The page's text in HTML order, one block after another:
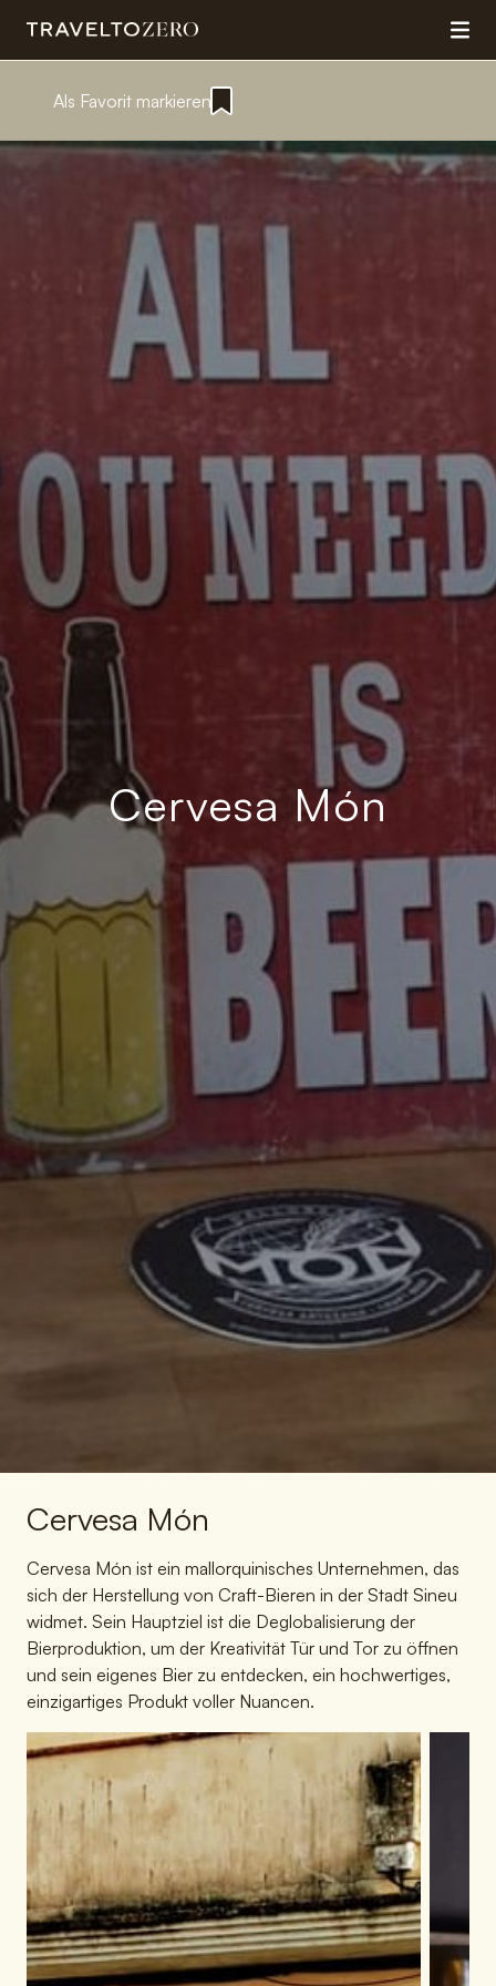
Als Favorit markieren
Cervesa Món
Cervesa Món
Cervesa Món ist ein mallorquinisches Unternehmen, das
sich der Herstellung von Craft-Bieren in der Stadt Sineu
widmet. Sein Hauptziel ist die Deglobalisierung der
Bierproduktion, um der Kreativität Tür und Tor zu öffnen
und sein eigenes Bier zu entdecken, ein hochwertiges,
einzigartiges Produkt voller Nuancen.